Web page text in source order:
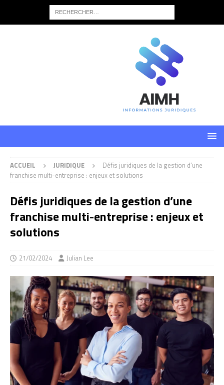
ACCUEIL JURIDIQUE
Défis juridiques de la gestion d’une
franchise multi-entreprise : enjeux et solutions
Défis juridiques de la gestion d’une
franchise multi-entreprise : enjeux et
solutions
21/02/2024 Julian Lee